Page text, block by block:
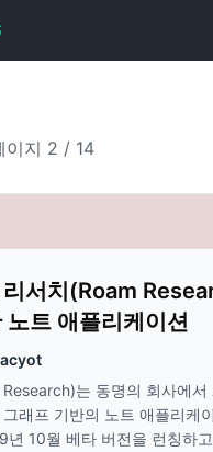
이지 2 / 14
서치(Roam
노트 애플리케이션
는 동명의 회사에서
래프 기반의 노트 애플리케
년 10월 베타 버전을 런칭하